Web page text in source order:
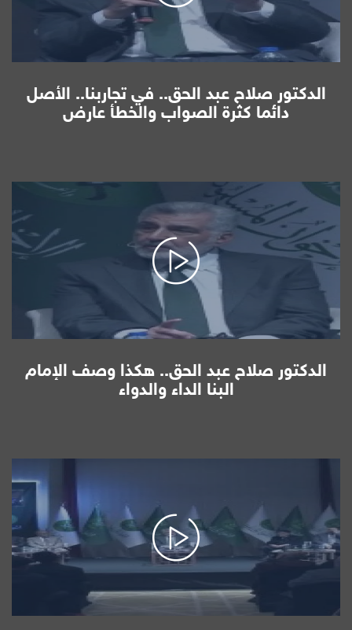
الدكتور صلاح عبد الحق.. في تجاربنا.. الأصل
دائما كثرة الصواب والخطأ عارض
الدكتور صلاح عبد الحق.. هكذا وصف الإمام
البنا الداء والدواء